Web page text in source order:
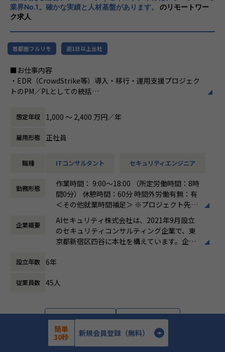
います。既存の仕組みを維持するのではなく、自分の手で土
台を作り上げる経験ができます。
リーダー候補として、技術方針の策定・標準化・メンバー育
成にも携わります。スペシャリストとマネジメントの両方の
道が拓けるポジションです。
■身に付く・期待する、知識・スキル・能力
・DevSecOps／シフトレフトの実践 ：CI/CDにセキュリティ
・セキュリティガバナンス構築の経験：全社統制の設計、IS
・オブザーバビリティ基盤の設計力：監視・ログ・パフォー
・技術リード・標準化・育成のマネジメントスキル：チーム
を率いる経験
オープングループ全体のプロダクトを横断し、以下の領域を
担当いただきます。
クラウドインフラ
・Google Cloud への移行対応の推進
・GCP / AWS を中心としたインフラの設計・構築・運用
セキュリティ
・各プロダクトの脆弱性対応、セキュリティ診断、対策の実
・全社横断的なセキュリティ統制およびガバナンスの設計と
業界No.1。確かな実績と人材基盤があります。
のリモートワー
ク求人
首都圏フルリモ 週1日以上出社
■お仕事内容
・EDR（CrowdStrike等）導入・移行・運用支援プロジェク
トのPM／PLとしての統括
の構想策定、設計のリード
・SOC／MDR運用設計、インシデント対応（IR）体制構築の
支援
・検知ルール・運用プロセスの高度化、チューニング方針の
・ユニット（チーム）のマネジメント、メンバー育成、デリ
・顧客への提案活動、経営層・部門責任者への報告・折衝
・ベンダーアライアンス（CrowdStrike）を活かした提案・
ソリューション開発
・（Senior Manager）複数プロジェクトの同時統括、案件
創出・事業推進のリード
・（Director）EDR／エンドポイント領域全体の事業・売上
■このポジションの魅力
当社がベンダーアライアンスを結ぶCrowdStrikeを中核に、
導入・構築から運用設計、
インシデント対応体制の構築までを一気通貫で担っていただ
想定年収 1,000 〜 2,400 万円／年
雇用形態 正社員
職種 ITコンサルタント セキュリティエンジニア
勤務形態
作業時間： 9:00～18:00 （所定労働時間：8時
間0分） 休憩時間：60分 時間外労働有無：有
＜その他就業時間補足＞ ※プロジェクト先に
よる。 ※シニアコンサルタント以上は専門業
務型裁量労働制（みなし労働時間8時間）の
場合、時間外労働なし
働き方：裁量労働制
休憩時間： 60分
企業概要
AIセキュリティ株式会社は、2021年9月設立
のセキュリティコンサルティング企業で、東
京都新宿区四谷に本社を構えています。企業
げ、企業の持続的な成長と価値向上を支援す
コンサルティング、サイバーセキュリティコ
キュリティ顧問サービス、人材紹介・採用支
援などです。AI活用の拡大に伴うセキュリテ
ィリスクへの対応を強みとし、リスク管理か
ら組織体制構築、人材確保まで幅広く支援し
設立年数 6年
従業員数 45人
詳細を見る 応募する
簡単
30秒
新規会員登録（無料）